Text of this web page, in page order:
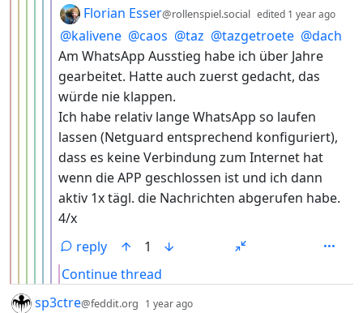
by
Florian Esser@rollenspiel.social edited 1 year ago
@kalivene @caos @taz @tazgetroete @dach
Am WhatsApp Ausstieg habe ich über Jahre
gearbeitet. Hatte auch zuerst gedacht, das
würde nie klappen.
Ich habe relativ lange WhatsApp so laufen
lassen (Netguard entsprechend konfiguriert),
dass es keine Verbindung zum Internet hat
wenn die APP geschlossen ist und ich dann
aktiv 1x tägl. die Nachrichten abgerufen habe.
4/x
reply
1
Continue thread
by
sp3ctre@feddit.org 1 year ago